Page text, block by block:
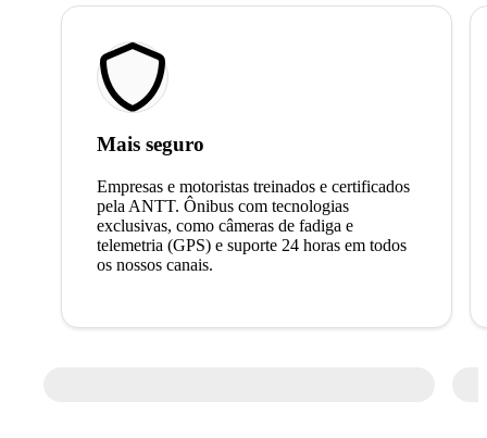
Mais seguro
Empresas e motoristas treinados e certificados
pela ANTT. Ônibus com tecnologias
exclusivas, como câmeras de fadiga e
telemetria (GPS) e suporte 24 horas em todos
os nossos canais.